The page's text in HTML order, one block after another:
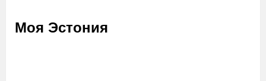
Моя Эстония